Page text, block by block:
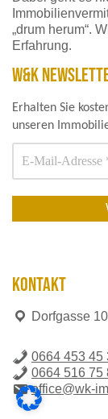
„drum herum“.
Erfahrung.
W&K
Erhalten Sie
unseren
KONTAKT
Dorfgasse
0664 453 45
0664 516 75
office@wk-